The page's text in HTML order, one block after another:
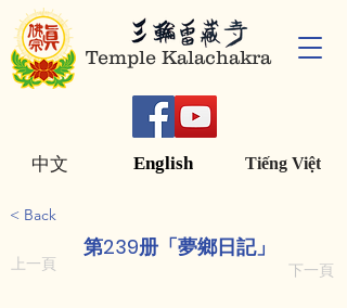
Temple Kalachakra
English Tiếng Việt
中文
< Back
第239册「夢鄉日記」
上一頁 下一頁